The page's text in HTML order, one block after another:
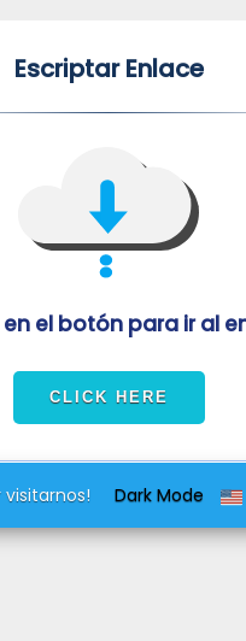
Escriptar Enlace
en el botón para ir al
Dark Mode
visitarnos!